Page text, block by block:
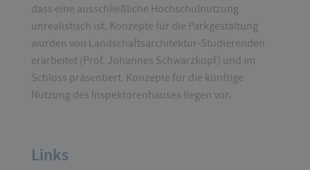
dass eine ausschließliche Hochschulnutzung
unrealistisch ist. Konzepte für die Parkgestaltung
wurden von Landschaftsarchitektur-Studierenden
erarbeitet (Prof. Johannes Schwarzkopf) und im
Schloss präsentiert. Konzepte für die künftige
Nutzung des Inspektorenhauses liegen vor.
Links